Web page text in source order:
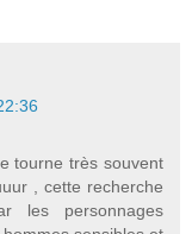
tourne très souvent
, cette recherche
les personnages